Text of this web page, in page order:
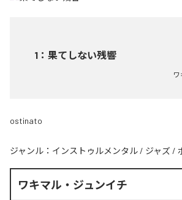
1 ： 果てしない残響
ワ
ostinato
ジャンル： インストゥルメンタル / ジャズ /
ワキマル・ジュンイチ